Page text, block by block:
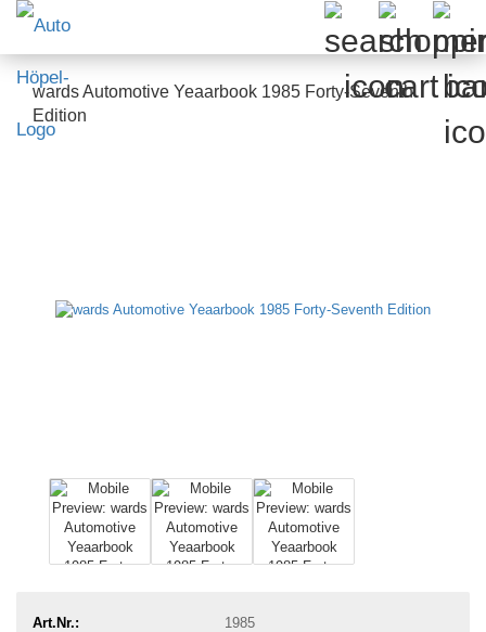
wards Automotive Yeaarbook 1985 Forty-Seventh
Edition
Art.Nr.:
1985